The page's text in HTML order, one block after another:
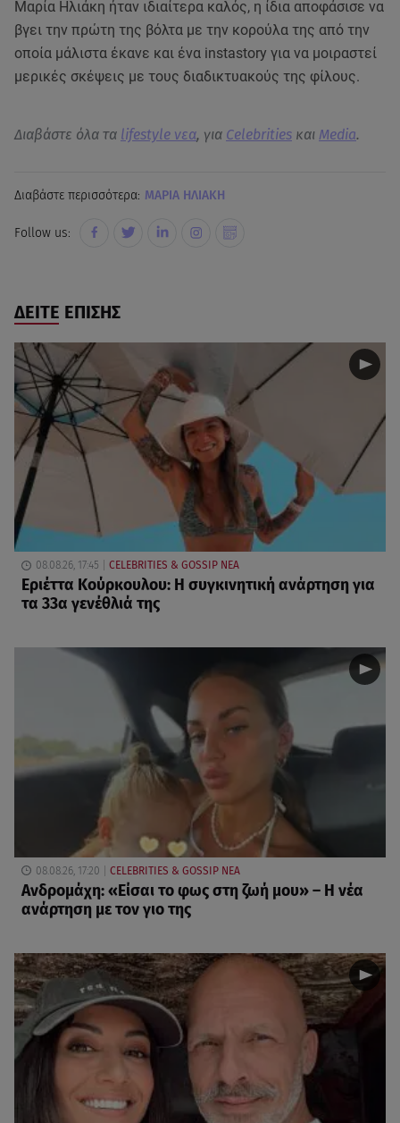
Μαρία Ηλιάκη ήταν ιδιαίτερα καλός, η ίδια αποφάσισε να
βγει την πρώτη της βόλτα με την κορούλα της από την
οποία μάλιστα έκανε και ένα instastory για να μοιραστεί
μερικές σκέψεις με τους διαδικτυακούς της φίλους.
Διαβάστε όλα τα lifestyle νεα, για Celebrities και Media.
Διαβάστε περισσότερα: ΜΑΡΙΑ ΗΛΙΑΚΗ
Follow us:
ΔΕΙΤΕ ΕΠΙΣΗΣ
08.08.26, 17:45 CELEBRITIES & GOSSIP ΝΕΑ
Εριέττα Κούρκουλου: Η συγκινητική ανάρτηση για
τα 33α γενέθλιά της
08.08.26, 17:20 CELEBRITIES & GOSSIP ΝΕΑ
Ανδρομάχη: «Είσαι το φως στη ζωή μου» – Η νέα
ανάρτηση με τον γιο της